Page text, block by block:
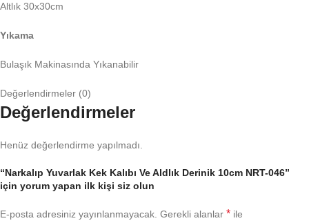
Altlık 30x30cm
Yıkama
Bulaşık Makinasında Yıkanabilir
Değerlendirmeler (0)
Değerlendirmeler
Henüz değerlendirme yapılmadı.
“Narkalıp Yuvarlak Kek Kalıbı Ve Aldlık Derinik 10cm NRT-046”
için yorum yapan ilk kişi siz olun
E-posta adresiniz yayınlanmayacak. Gerekli alanlar * ile